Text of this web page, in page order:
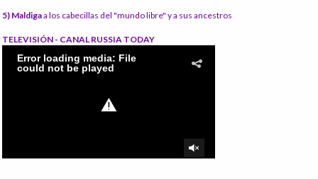
5) Maldigaa los cabecillas del "mundo libre" y a sus ancestros
TELEVISIÓN - CANAL RUSSIA TODAY